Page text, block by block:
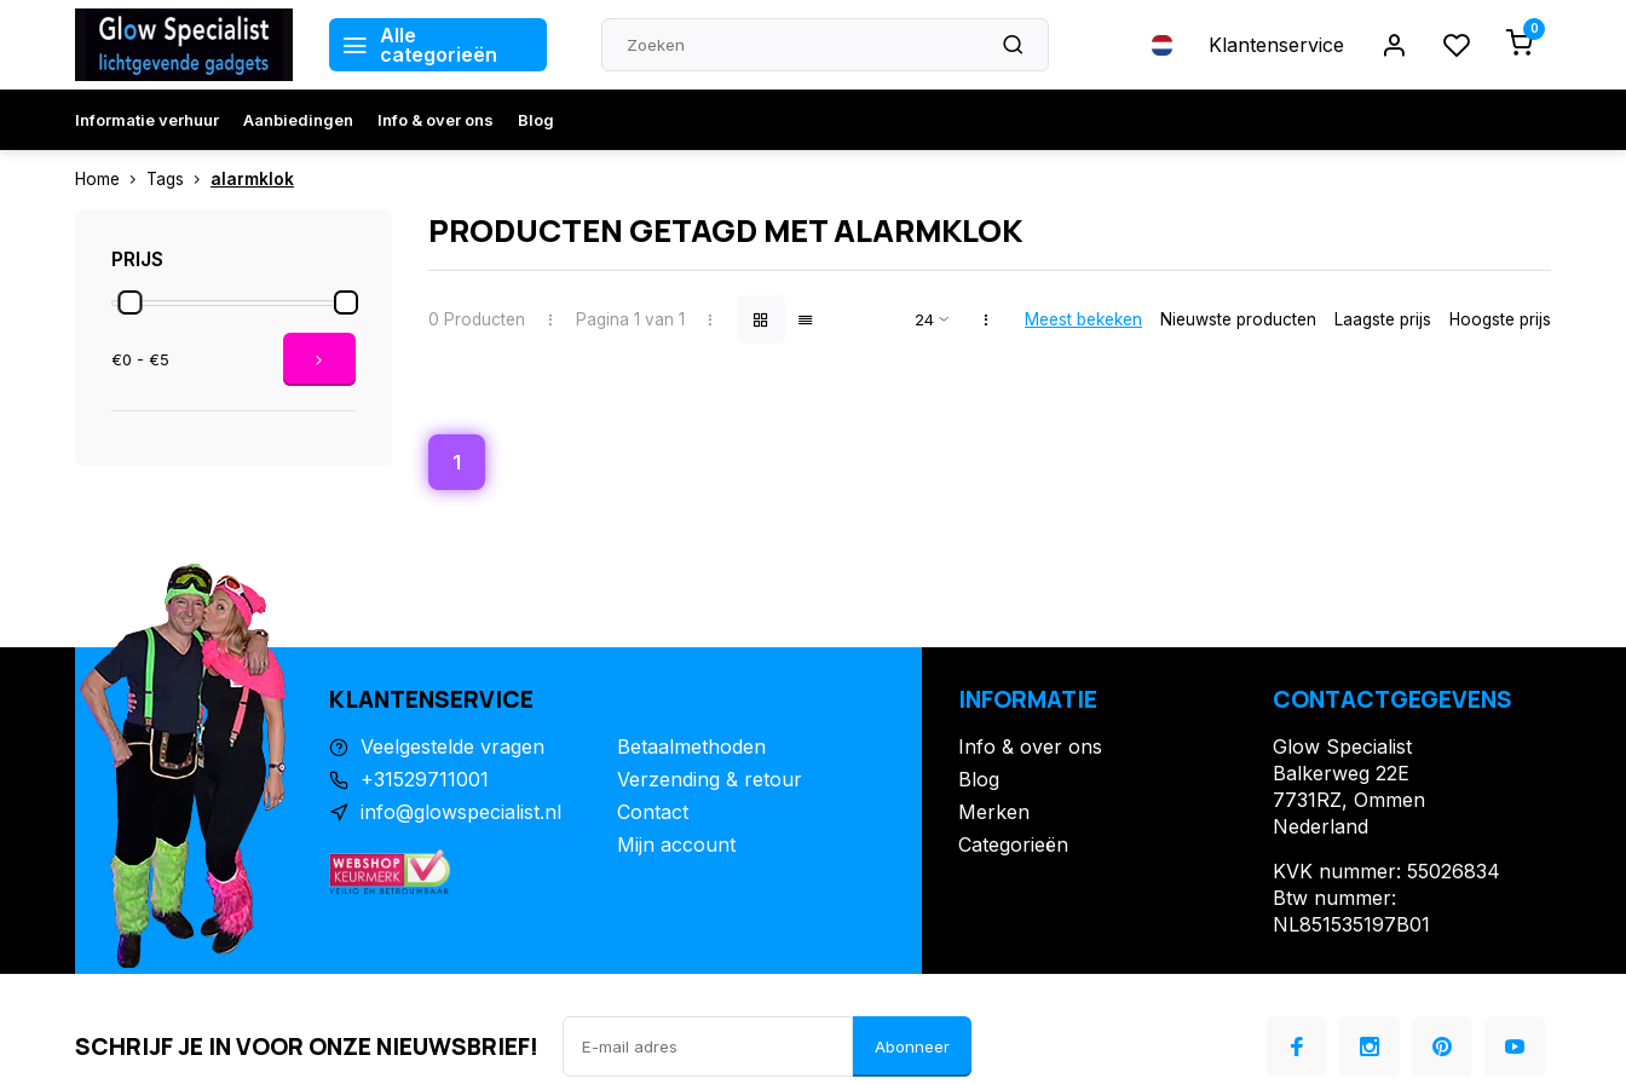
Alle
categorieën
Klantenservice
0
Informatie verhuur Aanbiedingen Info & over ons Blog
Home Tags alarmklok
PRIJS
€0 - €5
PRODUCTEN GETAGD MET ALARMKLOK
0 Producten Pagina 1 van 1 Meest bekeken Nieuwste producten Laagste prijs Hoogste prijs
1
KLANTENSERVICE
Veelgestelde vragen
+31529711001
info@glowspecialist.nl
Betaalmethoden
Verzending & retour
Contact
Mijn account
INFORMATIE
Info & over ons
Blog
Merken
Categorieën
CONTACTGEGEVENS
Glow Specialist
Balkerweg 22E
7731RZ, Ommen
Nederland
KVK nummer: 55026834
Btw nummer:
NL851535197B01
SCHRIJF JE IN VOOR ONZE NIEUWSBRIEF! Abonneer